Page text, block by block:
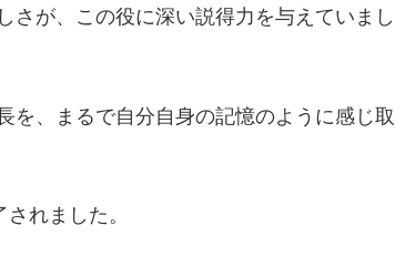
さが、この役に深い説得力を与えていまし
を、まるで自分自身の記憶のように感じ取
れました。